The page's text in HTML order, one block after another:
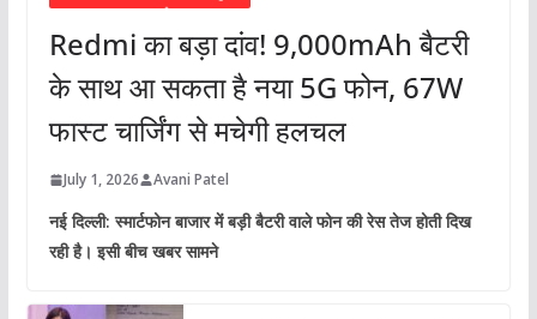
Redmi का बड़ा दांव! 9,000mAh बैटरी
के साथ आ सकता है नया 5G फोन, 67W
फास्ट चार्जिंग से मचेगी हलचल
July 1, 2026 Avani Patel
नई दिल्ली: स्मार्टफोन बाजार में बड़ी बैटरी वाले फोन की रेस तेज होती दिख
रही है। इसी बीच खबर सामने